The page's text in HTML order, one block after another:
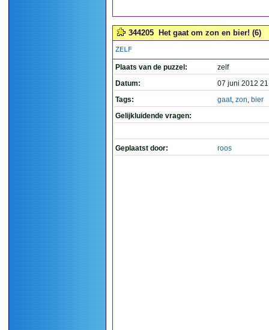
344205 Het gaat om zon en bier! (6)
ZELF
Plaats van de puzzel:
zelf
Datum:
07 juni 2012
Tags:
gaat, zon, bier
Gelijkluidende vragen:
Geplaatst door: roos